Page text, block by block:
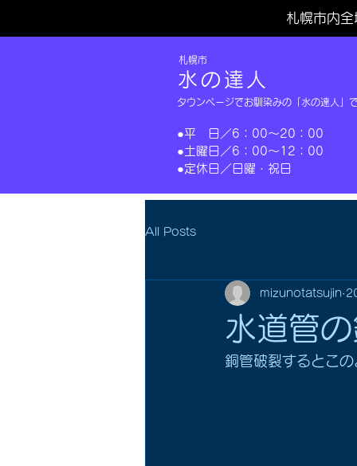
札幌市内
タウンページでお馴染みの「水の達人」
水の達人
​札幌市
​●平 日／6：00～20：00
​●土曜日／6：00～12：00
​●定休日／日曜・祝日​
All Posts
水道管
mizunotatsujin
銅管破裂するとこ